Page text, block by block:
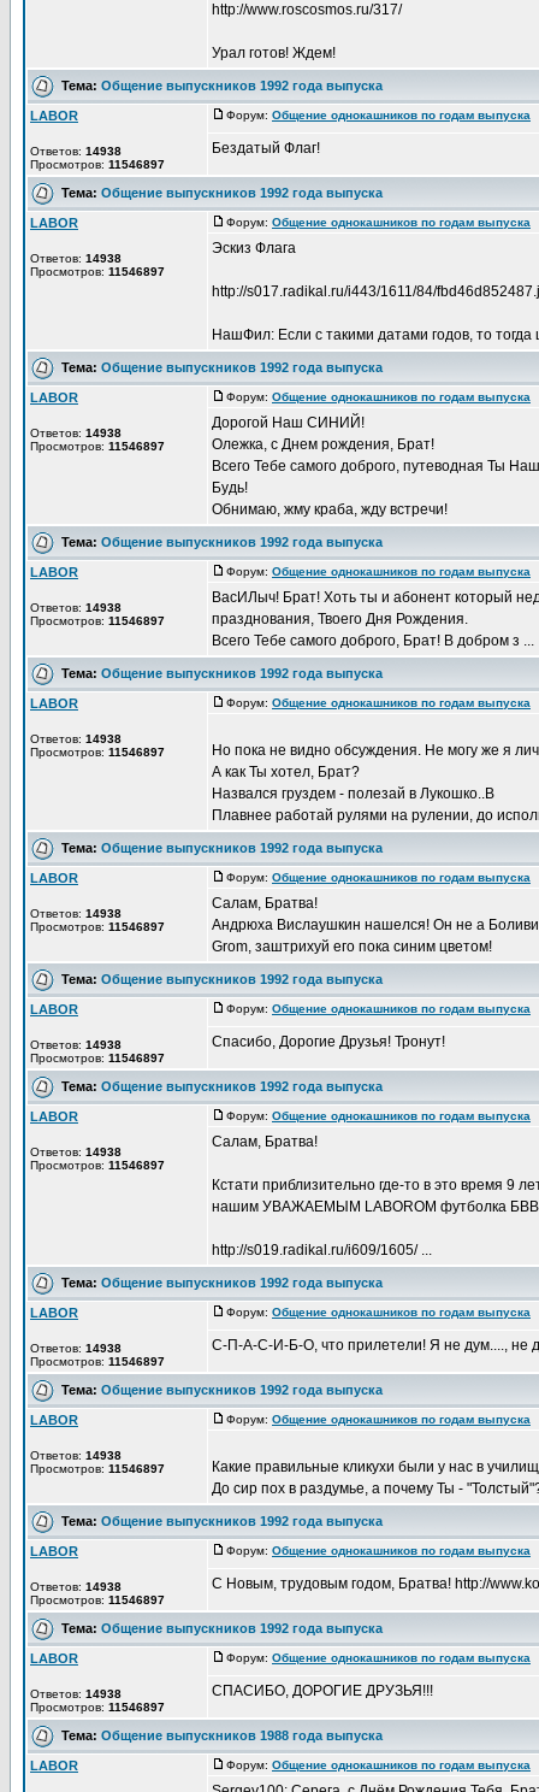
http://www.roscosmos.ru/317/
Урал готов! Ждем!
Тема: Общение выпускников 1992 года выпуска
LABOR
Ответов: 14938
Просмотров: 11546897
Форум: Общение однокашников по годам выпуска
Бездатый Флаг!
Тема: Общение выпускников 1992 года выпуска
LABOR
Ответов: 14938
Просмотров: 11546897
Форум: Общение однокашников по годам выпуска
Эскиз Флага
http://s017.radikal.ru/i443/1611/84/
НашФил: Если с такими датами годов, то
Тема: Общение выпускников 1992 года выпуска
LABOR
Ответов: 14938
Просмотров: 11546897
Форум: Общение однокашников по годам выпуска
Дорогой Наш СИНИЙ!
Олежка, с Днем рождения, Брат!
Всего Тебе самого доброго, путеводная Ты
Будь!
Обнимаю, жму краба, жду встречи!
Тема: Общение выпускников 1992 года выпуска
LABOR
Ответов: 14938
Просмотров: 11546897
Форум: Общение однокашников по годам выпуска
ВасИЛыч! Брат! Хоть ты и абонент который
празднования, Твоего Дня Рождения.
Всего Тебе самого доброго, Брат! В добром з ...
Тема: Общение выпускников 1992 года выпуска
LABOR
Ответов: 14938
Просмотров: 11546897
Форум: Общение однокашников по годам выпуска
Но пока не видно обсуждения. Не могу же я
А как Ты хотел, Брат?
Назвался груздем - полезай в Лукошко..В
Плавнее работай рулями на рулении, до
Тема: Общение выпускников 1992 года выпуска
LABOR
Ответов: 14938
Просмотров: 11546897
Форум: Общение однокашников по годам выпуска
Салам, Братва!
Андрюха Вислаушкин нашелся! Он не а
Grom, заштрихуй его пока синим цветом!
Тема: Общение выпускников 1992 года выпуска
LABOR
Ответов: 14938
Просмотров: 11546897
Форум: Общение однокашников по годам выпуска
Спасибо, Дорогие Друзья! Тронут!
Тема: Общение выпускников 1992 года выпуска
LABOR
Ответов: 14938
Просмотров: 11546897
Форум: Общение однокашников по годам выпуска
Салам, Братва!
Кстати приблизительно где-то в это время 9
нашим УВАЖАЕМЫМ LABOROM футболка
http://s019.radikal.ru/i609/1605/ ...
Тема: Общение выпускников 1992 года выпуска
LABOR
Ответов: 14938
Просмотров: 11546897
Форум: Общение однокашников по годам выпуска
С-П-А-С-И-Б-О, что прилетели! Я не дум...., не
Тема: Общение выпускников 1992 года выпуска
LABOR
Ответов: 14938
Просмотров: 11546897
Форум: Общение однокашников по годам выпуска
Какие правильные кликухи были у нас в
До сир пох в раздумье, а почему Ты -
Тема: Общение выпускников 1992 года выпуска
LABOR
Ответов: 14938
Просмотров: 11546897
Форум: Общение однокашников по годам выпуска
С Новым, трудовым годом, Братва! http://
Тема: Общение выпускников 1992 года выпуска
LABOR
Ответов: 14938
Просмотров: 11546897
Форум: Общение однокашников по годам выпуска
СПАСИБО, ДОРОГИЕ ДРУЗЬЯ!!!
Тема: Общение выпускников 1988 года выпуска
LABOR Форум: Общение однокашников по годам выпуска